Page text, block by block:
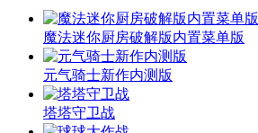
魔法迷你厨房破解版内置菜单版
元气骑士新作内测版
塔塔守卫战